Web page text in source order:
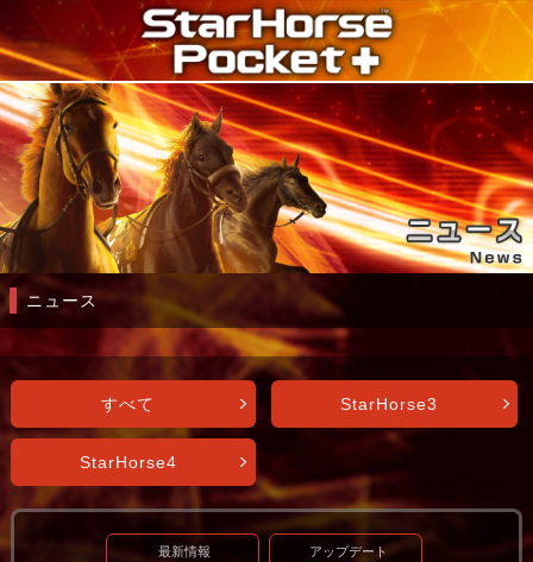
ニュース
すべて StarHorse3
StarHorse4
最新情報 アップデート